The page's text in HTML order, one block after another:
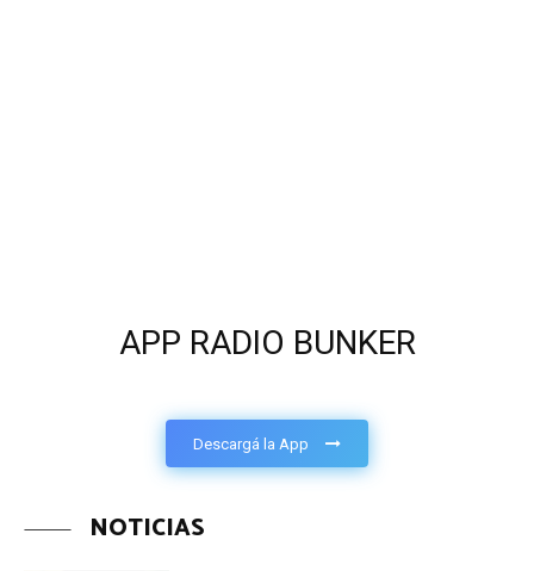
APP RADIO BUNKER
Descargá la App
NOTICIAS